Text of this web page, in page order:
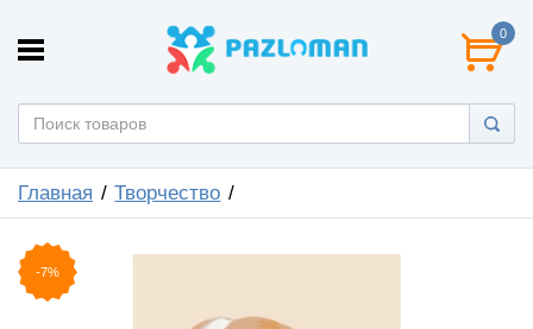
0
Главная Творчество
-7%